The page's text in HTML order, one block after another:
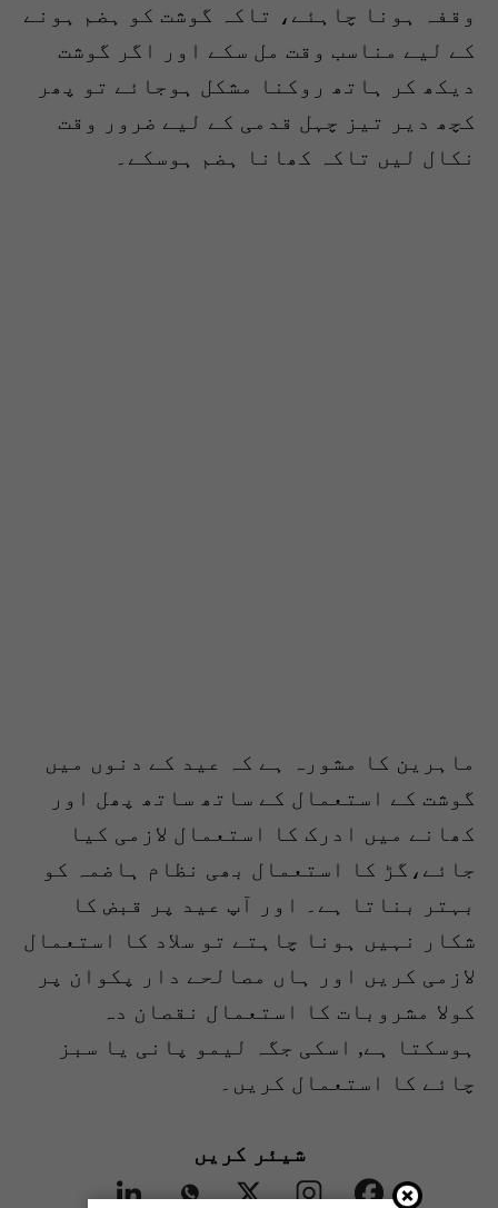
وقفہ ہونا چاہئے، تاکہ گوشت کو ہضم ہونے
کے لیے مناسب وقت مل سکے اور اگر گوشت
دیکھ کر ہاتھ روکنا مشکل ہوجائے تو پھر
کچھ دیر تیز چہل قدمی کے لیے ضرور وقت
نکال لیں تاکہ کھانا ہضم ہوسکے۔
ماہرین کا مشورہ ہے کہ عید کے دنوں میں
گوشت کے استعمال کے ساتھ ساتھ پھل اور
کھانے میں ادرک کا استعمال لازمی کیا
جائے،گڑ کا استعمال بھی نظام ہاضمہ کو
بہتر بناتا ہے۔ اور آپ عید پر قبض کا
شکار نہیں ہونا چاہتے تو سلاد کا استعمال
لازمی کریں اور ہاں مصالحے دار پکوان پر
کولا مشروبات کا استعمال نقصان دہ
ہوسکتا ہے, اسکی جگہ لیمو پانی یا سبز
چائے کا استعمال کریں۔
شیئر کریں